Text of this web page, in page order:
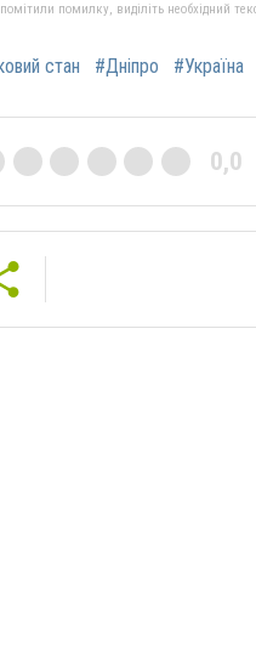
помилку, виділіть необхідний
стан #Дніпро #Україна
0,0